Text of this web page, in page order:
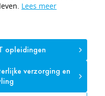
Lees meer
opleidingen
verzorging en